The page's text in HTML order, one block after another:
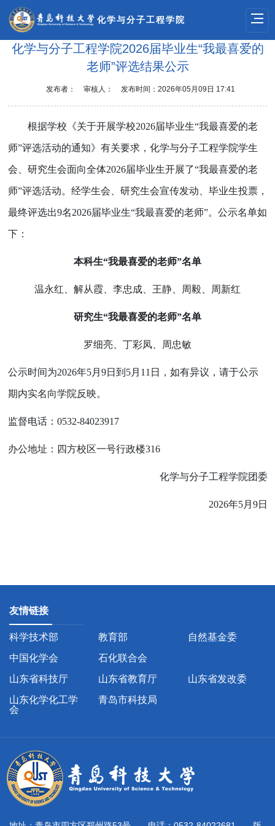
化学与分子工程学院
化学与分子工程学院2026届毕业生“我最喜爱的
老师”评选结果公示
发布者： 审核人： 发布时间：2026年05月09日 17:41
根据学校《关于开展学校2026届毕业生“我最喜爱的老
师”评选活动的通知》有关要求，化学与分子工程学院学生
会、研究生会面向全体2026届毕业生开展了“我最喜爱的老
师”评选活动。经学生会、研究生会宣传发动、毕业生投票，
最终评选出9名2026届毕业生“我最喜爱的老师”。公示名单如
下：
本科生“我最喜爱的老师”名单
温永红、解从霞、李忠成、王静、周毅、周新红
研究生“我最喜爱的老师”名单
罗细亮、丁彩凤、周忠敏
公示时间为2026年5月 9日到 5月 11 日，如有异议，请于公示
期内实名向学院反映。
监督电话： 0532-84023917
办公地址：四方校区一号行政楼316
化学与分子工程学院团委
2026年5月 9日
友情链接
科学技术部 教育部
自然基金委
中国化学会
石化联合会
山东省科技厅
山东省教育厅
山东省发改委
山东化学化工学
会
青岛市科技局